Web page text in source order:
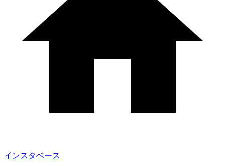
インスタベース